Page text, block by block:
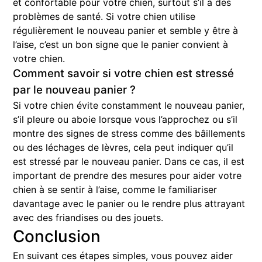
problèmes de santé. Si votre chien utilise
régulièrement le nouveau panier et semble y être à
l’aise, c’est un bon signe que le panier convient à
votre chien.
Comment savoir si votre chien est stressé
par le nouveau panier ?
Si votre chien évite constamment le nouveau panier,
s’il pleure ou aboie lorsque vous l’approchez ou s’il
montre des signes de stress comme des bâillements
ou des léchages de lèvres, cela peut indiquer qu’il
est stressé par le nouveau panier. Dans ce cas, il est
important de prendre des mesures pour aider votre
chien à se sentir à l’aise, comme le familiariser
davantage avec le panier ou le rendre plus attrayant
avec des friandises ou des jouets.
Conclusion
En suivant ces étapes simples, vous pouvez aider